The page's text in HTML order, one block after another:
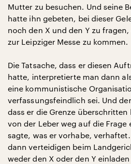
Mutter zu besuchen. Und seine
hatte ihn gebeten, bei dieser
noch den X und den Y zu
zur Leipziger Messe zu kommen.
Die Tatsache, dass er diesen
hatte, interpretierte man dann
eine kommunistische
verfassungsfeindlich sei. Und
dass er die Grenze
von der Leber weg auf die Frage
sagte, was er vorhabe,
dann verteidigen beim
weder den X oder den Y